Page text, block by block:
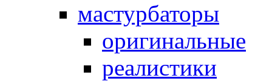
мастурбаторы
оригинальные
реалистики